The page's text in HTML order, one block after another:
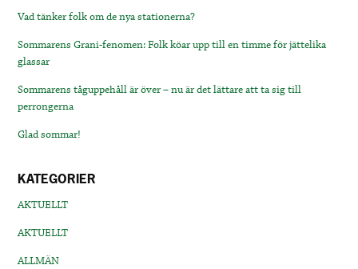
Vad tänker folk om de nya stationerna?
Sommarens Grani-fenomen: Folk köar upp till en timme för jättelika
glassar
Sommarens tåguppehåll är över – nu är det lättare att ta sig till
perrongerna
Glad sommar!
KATEGORIER
AKTUELLT
AKTUELLT
ALLMÄN